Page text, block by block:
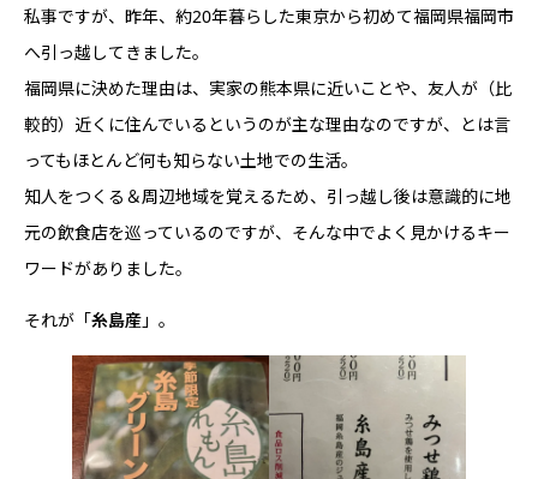
私事ですが、昨年、約20年暮らした東京から初めて福岡県福岡市
へ引っ越してきました。
福岡県に決めた理由は、実家の熊本県に近いことや、友人が（比
較的）近くに住んでいるというのが主な理由なのですが、とは言
ってもほとんど何も知らない土地での生活。
知人をつくる＆周辺地域を覚えるため、引っ越し後は意識的に地
元の飲食店を巡っているのですが、そんな中でよく見かけるキー
ワードがありました。
それが「糸島産 」。